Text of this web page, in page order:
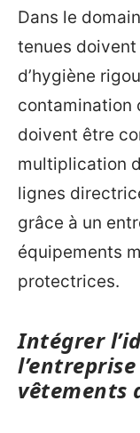
Dans le
tenues
d’hygiène
contamination
doivent être
multiplication
lignes
grâce à un
équipements
protectrices.
Intégrer
vêtements